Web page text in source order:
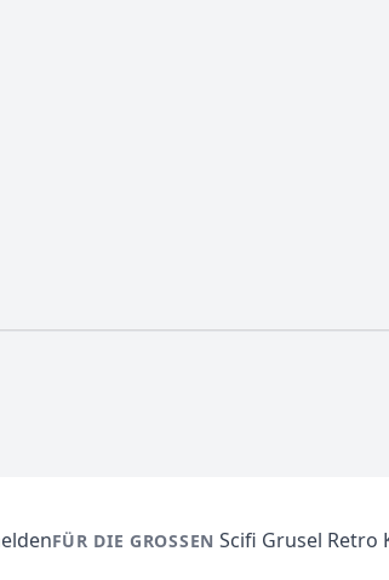
FÜR DIE GROSSEN Scifi Grusel Retro